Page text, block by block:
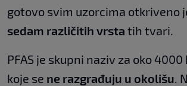
gotovo svim uzorcima otkriveno
sedam različitih vrsta tih tvari.
PFAS je skupni naziv za oko
koje se ne razgrađuju u okolišu.